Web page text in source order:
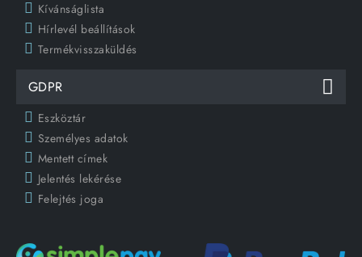
Kívánságlista
Hírlevél beállítások
Termékvisszaküldés
GDPR
Eszköztár
Személyes adatok
Mentett címek
Jelentés lekérése
Felejtés joga